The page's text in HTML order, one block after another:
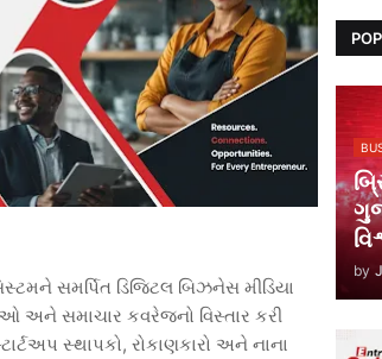
સમર્પિત ડિજિટલ બિઝનેસ મીડિયા
અને સમાચાર કવરેજનો વિસ્તાર કરી
સ્થાપકો, રોકાણકારો અને નાના
by